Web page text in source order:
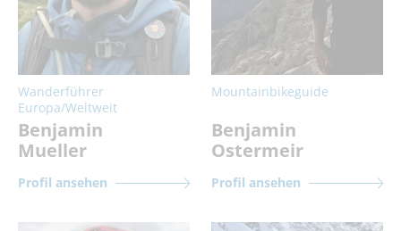
Wanderführer
Europa/Weltweit
Benjamin
Mueller
Profil ansehen
Mountainbikeguide
Benjamin
Ostermeir
Profil ansehen